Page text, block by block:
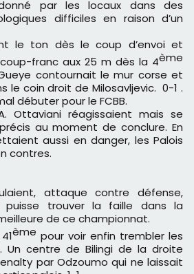
par les locaux dans des
difficiles en raison d’un
le ton dès le coup d’envoi et
franc aux 25 m dès la 4ème
contournait le mur corse et
le coin droit de Milosavljevic. 0-1 .
débuter pour le FCBB.
Ottaviani réagissaient mais se
au moment de conclure. En
aussi en danger, les Palois
contres.
attaque contre défense,
puisse trouver la faille dans la
de ce championnat.
ème pour voir enfin trembler les
Un centre de Bilingi de la droite
par Odzoumo qui ne laissait